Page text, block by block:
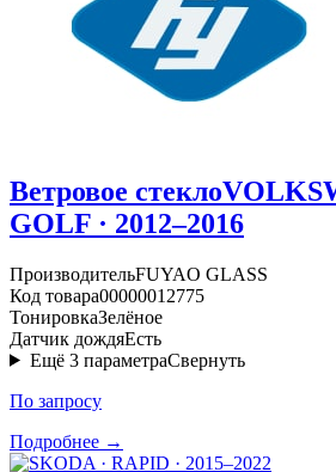
Ветровое стекло
GOLF · 2012–2016
ПроизводительFUYAO GLASS
Код товара00000012775
ТонировкаЗелёное
Датчик дождяЕсть
Ещё 3 параметраСвернуть
По запросу
Подробнее →